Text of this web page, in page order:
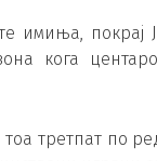
имиња, покрај
кога
третпат по